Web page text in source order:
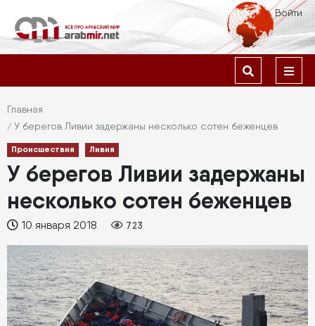
основному
содержанию
Меню
учётной
пользователя
Войти
навигация
Строка
навигации
Главная
У берегов Ливии задержаны несколько сотен беженцев
Происшествия Ливия
У берегов Ливии задержаны
несколько сотен беженцев
10 января 2018 723